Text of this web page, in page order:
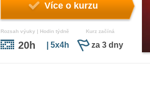
Více o kurzu
Rozsah výuky | Hodin týdně
20h | 5x4h
Kurz začíná
za 3 dny